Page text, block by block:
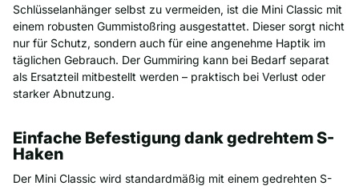
Schlüsselanhänger selbst zu vermeiden, ist die Mini Classic mit
einem robusten Gummistoßring ausgestattet. Dieser sorgt nicht
nur für Schutz, sondern auch für eine angenehme Haptik im
täglichen Gebrauch. Der Gummiring kann bei Bedarf separat
als Ersatzteil mitbestellt werden – praktisch bei Verlust oder
starker Abnutzung.
Einfache Befestigung dank gedrehtem S-
Haken
Der Mini Classic wird standardmäßig mit einem gedrehten S-